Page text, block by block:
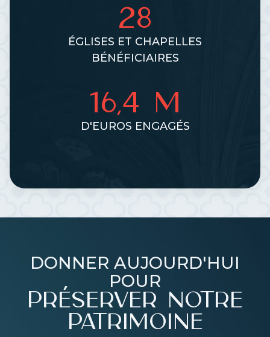
28
ÉGLISES ET CHAPELLES
BÉNÉFICIAIRES
16,4 M
D'EUROS ENGAGÉS
DONNER AUJOURD'HUI
POUR
PRÉSERVER NOTRE
PATRIMOINE